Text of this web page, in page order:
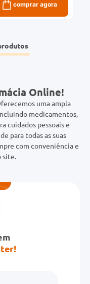
comprar agora
Online!
uma ampla
medicamentos,
cuidados pessoais e
para todas as suas
com conveniência e
site.